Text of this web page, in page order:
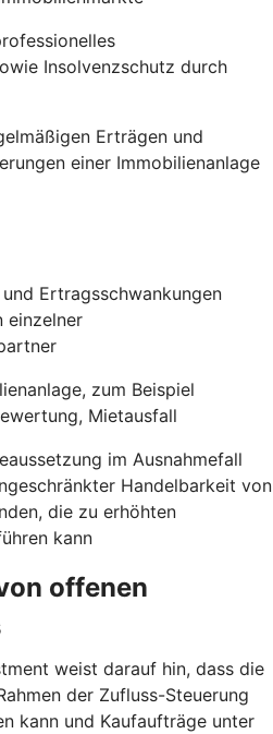
Insolvenzschutz durch
Erträgen und
einer Immobilienanlage
Ertragsschwankungen
einzelner
zum Beispiel
Mietausfall
im Ausnahmefall
Handelbarkeit von
die zu erhöhten
kann
offenen
weist darauf hin, dass die
der Zufluss-Steuerung
kann und Kaufaufträge unter